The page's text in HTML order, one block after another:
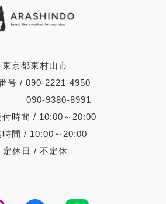
東京都東村山市
号 / 090-2221-4950
9380-8991
付時間 / 10:00～20:00
時間 / 10:00～20:00
定休日 / 不定休